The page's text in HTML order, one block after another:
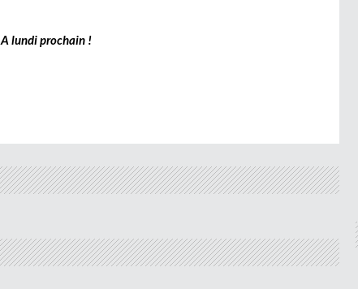
A lundi prochain !